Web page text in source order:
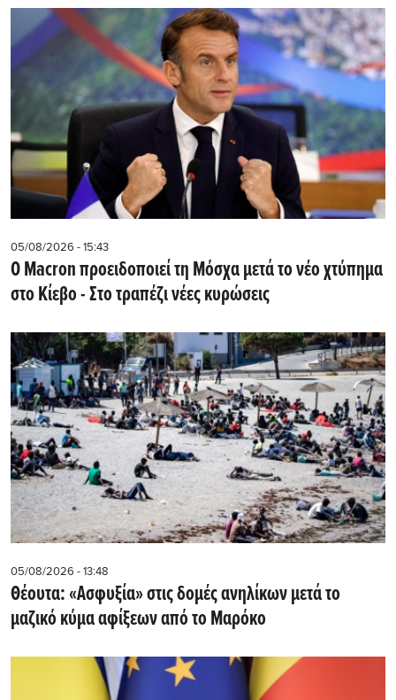
05/08/2026 - 15:43
Ο Macron προειδοποιεί τη Μόσχα μετά το νέο χτύπημα
στο Κίεβο - Στο τραπέζι νέες κυρώσεις
05/08/2026 - 13:48
Θέουτα: «Ασφυξία» στις δομές ανηλίκων μετά το
μαζικό κύμα αφίξεων από το Μαρόκο